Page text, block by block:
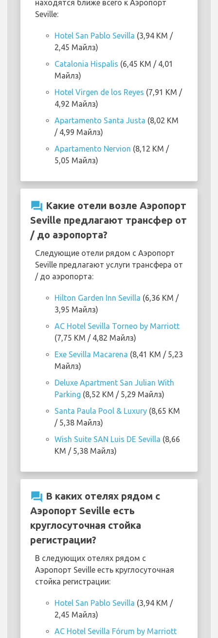
находятся ближе всего к Аэропорт
Seville:
Hotel San Pablo Sevilla (3,94 KM /
2,45 Майлз)
Catalonia Hispalis (6,45 KM / 4,01
Майлз)
Hotel Virgen de los Reyes (7,91 KM /
4,92 Майлз)
Apartamento Santa Justa (8,02 KM
/ 4,99 Майлз)
Apartamento Nervion (8,12 KM /
5,05 Майлз)
question_answer Какие отели возле Аэропорт
Seville предлагают трансфер от
/ до аэропорта?
Следующие отели рядом с Аэропорт
Seville предлагают услуги трансфера от
/ до аэропорта:
Hilton Garden Inn Sevilla (6,36 KM /
3,95 Майлз)
AC Hotel Sevilla Torneo by Marriott
(7,75 KM / 4,82 Майлз)
Exe Sevilla Macarena (8,41 KM / 5,23
Майлз)
Deluxe Apartment San Julian With
Parking (8,52 KM / 5,29 Майлз)
Santa Paula Pool & Luxury (8,65 KM
/ 5,38 Майлз)
Wish Suite SAN Luis DE Sevilla (8,66
KM / 5,38 Майлз)
question_answer В каких отелях рядом с
Аэропорт Seville есть
круглосуточная стойка
регистрации?
В следующих отелях рядом с
Аэропорт Seville есть круглосуточная
стойка регистрации:
Hotel San Pablo Sevilla (3,94 KM /
2,45 Майлз)
AC Hotel Sevilla Fórum by Marriott